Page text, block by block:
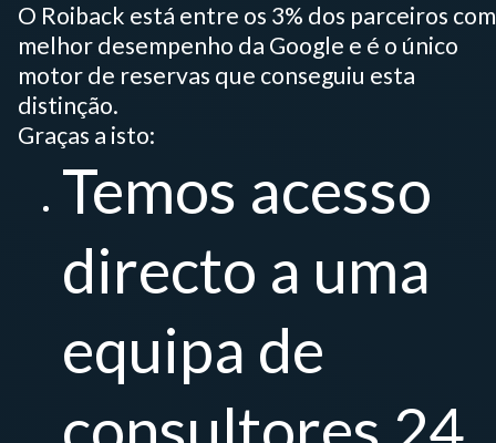
O Roiback está entre os 3% dos parceiros com
melhor desempenho da Google e é o único
motor de reservas que conseguiu esta
distinção.
Graças a isto:
Temos acesso
directo a uma
equipa de